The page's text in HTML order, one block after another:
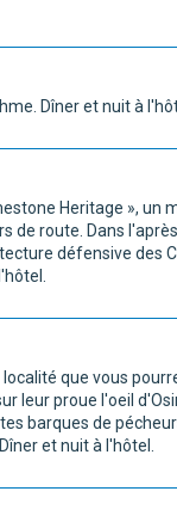
Dîner et nuit à
Heritage », un
de route. Dans
défensive des
que vous
leur proue l'oeil
barques de
et nuit à l'hôtel.